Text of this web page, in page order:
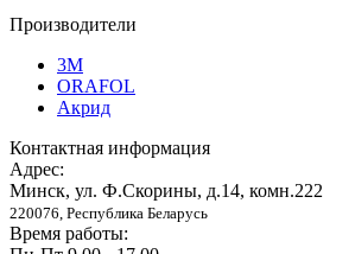
Производители
3M
ORAFOL
Акрид
Контактная информация
Адрес:
Минск, ул. Ф.Скорины, д.14, комн.222
220076, Республика Беларусь
Время работы: